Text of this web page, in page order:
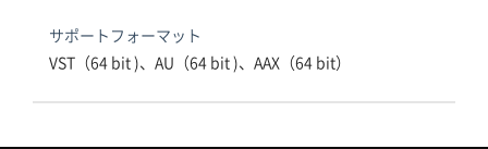
サポートフォーマット
VST（64 bit )、AU（64 bit )、AAX（64 bit）